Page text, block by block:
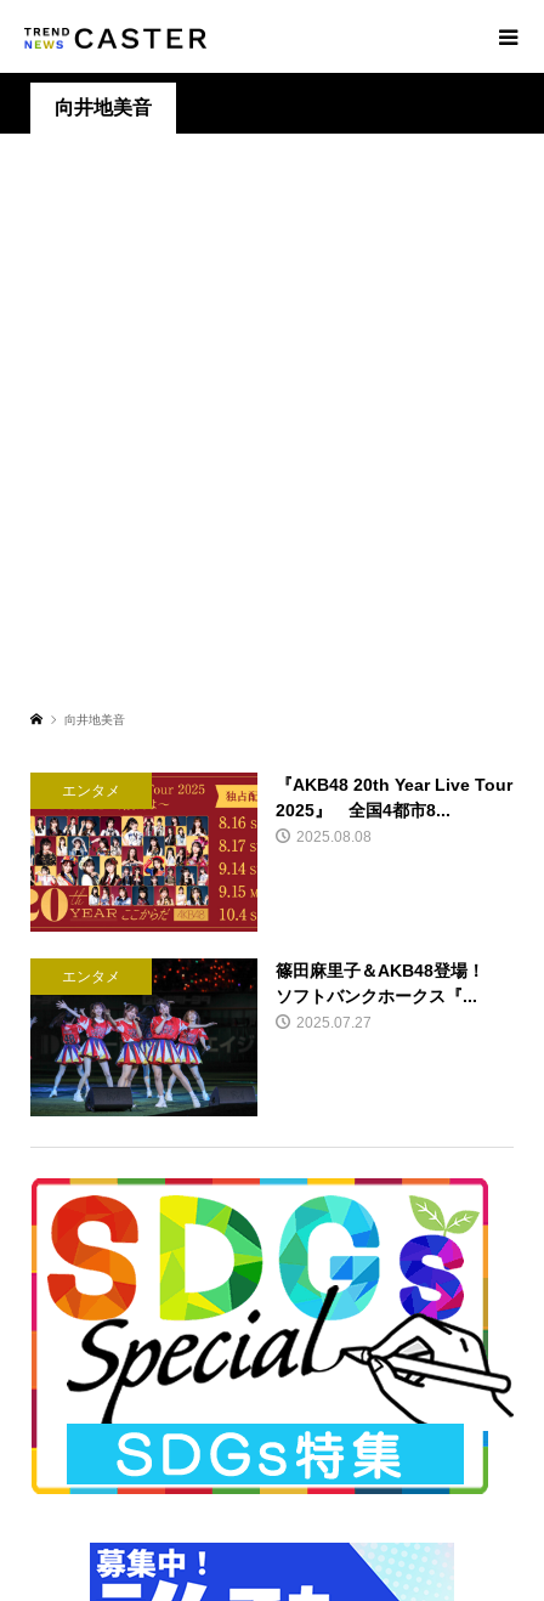
向井地美音
向井地美音
エンタメ
『AKB48 20th Year Live Tour
2025』 全国4都市8...
2025.08.08
エンタメ
篠田麻里子＆AKB48登場！
ソフトバンクホークス『...
2025.07.27